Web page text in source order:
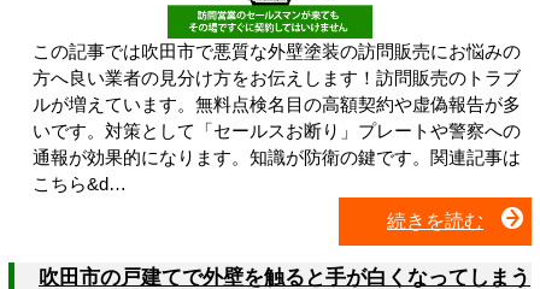
この記事では吹田市で悪質な外壁塗装の訪問販売にお悩みの
方へ良い業者の見分け方をお伝えします！訪問販売のトラブ
ルが増えています。無料点検名目の高額契約や虚偽報告が多
いです。対策として「セールスお断り」プレートや警察への
通報が効果的になります。知識が防衛の鍵です。関連記事は
こちら&d…
続きを読む
吹田市の戸建てで外壁を触ると手が白くなってしまう